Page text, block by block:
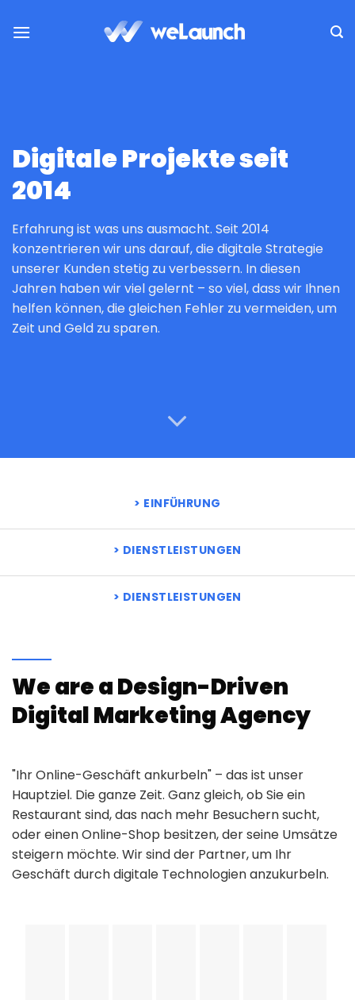
Inhalt
Digitale Projekte seit
2014
Erfahrung ist was uns ausmacht. Seit 2014
konzentrieren wir uns darauf, die digitale Strategie
unserer Kunden stetig zu verbessern. In diesen
Jahren haben wir viel gelernt – so viel, dass wir Ihnen
helfen können, die gleichen Fehler zu vermeiden, um
Zeit und Geld zu sparen.
EINFÜHRUNG
DIENSTLEISTUNGEN
DIENSTLEISTUNGEN
We are a Design-Driven
Digital Marketing Agency
"Ihr Online-Geschäft ankurbeln" – das ist unser
Hauptziel. Die ganze Zeit. Ganz gleich, ob Sie ein
Restaurant sind, das nach mehr Besuchern sucht,
oder einen Online-Shop besitzen, der seine Umsätze
steigern möchte. Wir sind der Partner, um Ihr
Geschäft durch digitale Technologien anzukurbeln.